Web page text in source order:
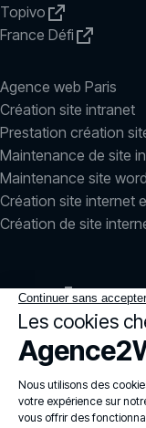
Topivo
France Défi
Agence web Paris
Création site intranet
Prestation création
Maintenance de site
Maintenance site
Création site internet
Création de site
LinkedIn
Instagram
agence2web© 2026